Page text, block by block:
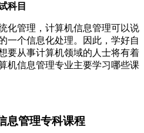
科目
化管理，计算机信息管理可以说
一个信息化处理。因此，学好自
要从事计算机领域的人士将有着
机信息管理专业主要学习哪些课
息管理专科课程